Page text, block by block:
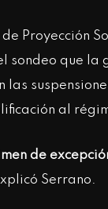
Proyección
sondeo que la
las
al
de
Serrano.